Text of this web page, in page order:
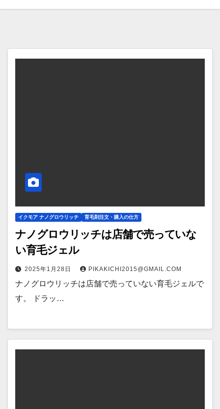
イクモア ナノグロウリッチ 育毛剤注文・購入の仕方
ナノグロウリッチは店舗で売っていな
い育毛ジェル
2025年1月28日 PIKAKICHI2015@GMAIL.COM
ナノグロウリッチは店舗で売っていない育毛ジェルで
す。 ドラッ…